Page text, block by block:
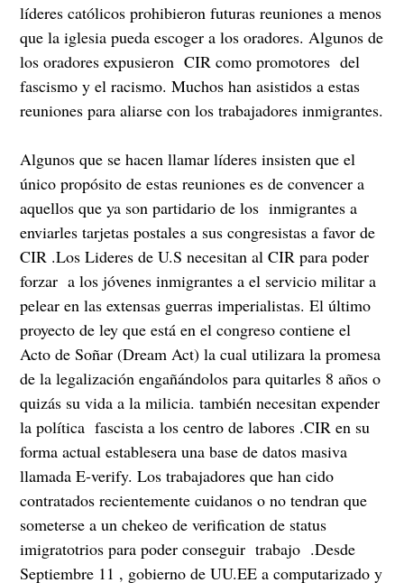
líderes católicos prohibieron futuras reuniones a menos
que la iglesia pueda escoger a los oradores. Algunos de
los oradores expusieron CIR como promotores del
fascismo y el racismo. Muchos han asistidos a estas
reuniones para aliarse con los trabajadores inmigrantes.
Algunos que se hacen llamar líderes insisten que el
único propósito de estas reuniones es de convencer a
aquellos que ya son partidario de los inmigrantes a
enviarles tarjetas postales a sus congresistas a favor de
CIR .Los Lideres de U.S necesitan al CIR para poder
forzar a los jóvenes inmigrantes a el servicio militar a
pelear en las extensas guerras imperialistas. El último
proyecto de ley que está en el congreso contiene el
Acto de Soñar (Dream Act) la cual utilizara la promesa
de la legalización engañándolos para quitarles 8 años o
quizás su vida a la milicia. también necesitan expender
la política fascista a los centro de labores .CIR en su
forma actual establesera una base de datos masiva
llamada E-verify. Los trabajadores que han cido
contratados recientemente cuidanos o no tendran que
someterse a un chekeo de verification de status
imigratotrios para poder conseguir trabajo .Desde
Septiembre 11 , gobierno de UU.EE a computarizado y